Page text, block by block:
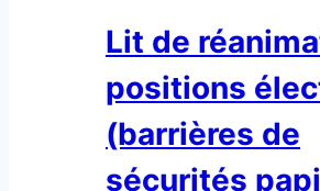
Lit de
positions
(barrières de
sécurités